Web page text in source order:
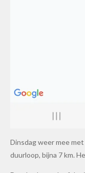
Dinsdag weer mee
duurloop, bijna 7 km.